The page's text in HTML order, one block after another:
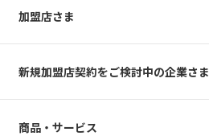
加盟店さま
新規加盟店契約をご検討中の企業さま
商品・サービス